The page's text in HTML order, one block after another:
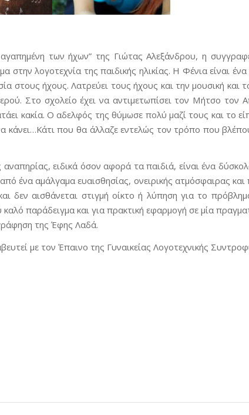
των ήχων” της Γιώτας Αλεξάνδρου, η
στην λογοτεχνία της παιδικής ηλικίας. Η Φένια είναι
στους ήχους. Λατρεύει τους ήχους και την μουσική
Στο σχολείο έχει να αντιμετωπίσει τον Μήτσο
κακία. Ο αδελφός της θύμωσε πολύ μαζί τους και το
κάνει…Κάτι που θα άλλαζε εντελώς τον τρόπο που
αναπηρίας, ειδικά όσον αφορά τα παιδιά, είναι ένα
ένα αμάλγαμα ευαισθησίας, ονειρικής ατμόσφαιρας
δεν αισθάνεται στιγμή οίκτο ή λύπηση για το
παράδειγμα και για πρακτική εφαρμογή σε μία
της Έφης Λαδά.
με τον Έπαινο της Γυναικείας Λογοτεχνικής